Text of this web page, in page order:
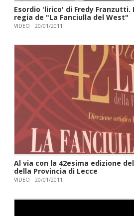
Esordio 'lirico' di Fredy Franzutti.
regia de "La Fanciulla del West"
VIDEO 20/01/2011
Al via con la 42esima edizione
della Provincia di Lecce
VIDEO 20/01/2011